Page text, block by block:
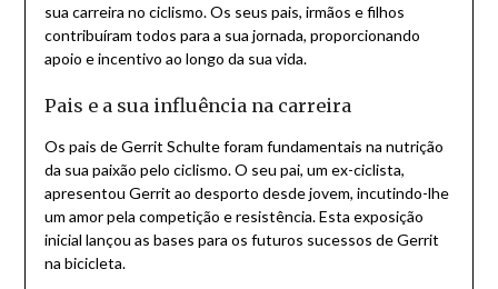
sua carreira no ciclismo. Os seus pais, irmãos e filhos
contribuíram todos para a sua jornada, proporcionando
apoio e incentivo ao longo da sua vida.
Pais e a sua influência na carreira
Os pais de Gerrit Schulte foram fundamentais na nutrição
da sua paixão pelo ciclismo. O seu pai, um ex-ciclista,
apresentou Gerrit ao desporto desde jovem, incutindo-lhe
um amor pela competição e resistência. Esta exposição
inicial lançou as bases para os futuros sucessos de Gerrit
na bicicleta.